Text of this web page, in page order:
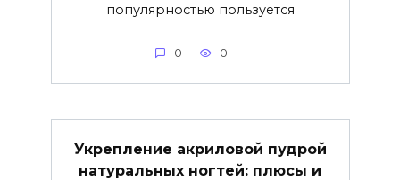
популярностью пользуется
0 0
Укрепление акриловой пудрой
натуральных ногтей: плюсы и